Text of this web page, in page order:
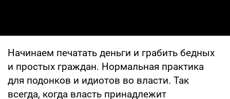
Начинаем печатать деньги и грабить бедных
и простых граждан. Нормальная практика
для подонков и идиотов во власти. Так
всегда, когда власть принадлежит